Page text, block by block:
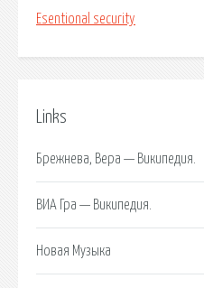
Esentional security
Links
Брежнева, Вера — Википедия.
ВИА Гра — Википедия.
Новая Музыка